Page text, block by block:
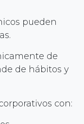
pueden
de
de hábitos y
con: